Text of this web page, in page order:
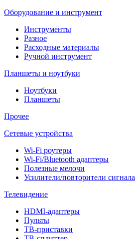
Оборудование и инструмент
Инструменты
Разное
Расходные материалы
Ручной инструмент
Планшеты и ноутбуки
Ноутбуки
Планшеты
Прочее
Сетевые устройства
Wi-Fi роутеры
Wi-Fi/Bluetooth адаптеры
Полезные мелочи
Усилители/повторители сигнала
Телевидение
HDMI-адаптеры
Пульты
ТВ-приставки